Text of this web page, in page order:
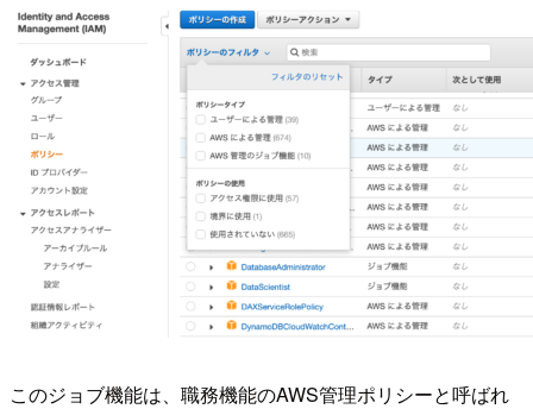
このジョブ機能は、職務機能のAWS管理ポリシーと呼ばれ